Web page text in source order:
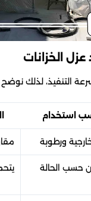
الخزانات
التنفيذ، لذلك
استخدام
ورطوبة
حسب الحالة